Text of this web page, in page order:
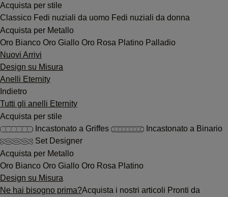
Acquista per stile
Classico Fedi nuziali da uomo Fedi nuziali da donna
Acquista per Metallo
Oro Bianco Oro Giallo Oro Rosa Platino Palladio
Nuovi Arrivi
Design su Misura
Anelli Eternity
Indietro
Tutti gli anelli Eternity
Acquista per stile
Incastonato a Griffes
Incastonato a Binario
Set Designer
Acquista per Metallo
Oro Bianco Oro Giallo Oro Rosa Platino
Design su Misura
Ne hai bisogno prima?Acquista i nostri articoli Pronti da